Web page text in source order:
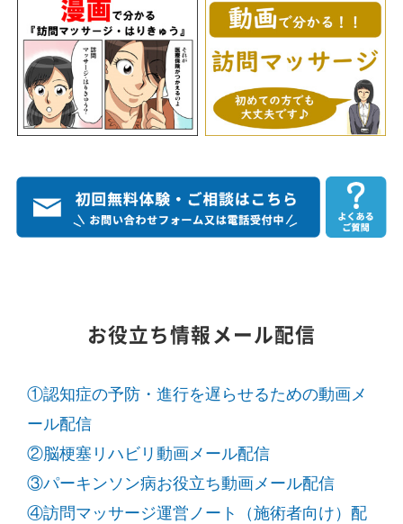
お役立ち情報メール配信
①認知症の予防・進行を遅らせるための動画メ
ール配信
②脳梗塞リハビリ動画メール配信
③パーキンソン病お役立ち動画メール配信
④訪問マッサージ運営ノート（施術者向け）配